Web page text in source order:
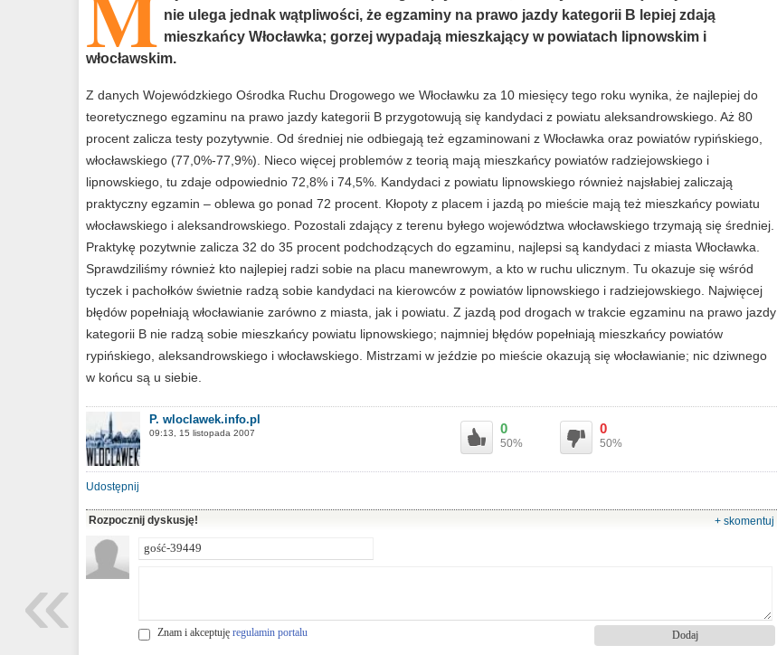
nie ulega jednak wątpliwości, że egzaminy na prawo jazdy kategorii B lepiej zdają
mieszkańcy Włocławka; gorzej wypadają mieszkający w powiatach lipnowskim i
włocławskim.
Z danych Wojewódzkiego Ośrodka Ruchu Drogowego we Włocławku za 10 miesięcy tego roku wynika, że najlepiej do
teoretycznego egzaminu na prawo jazdy kategorii B przygotowują się kandydaci z powiatu aleksandrowskiego. Aż 80
procent zalicza testy pozytywnie. Od średniej nie odbiegają też egzaminowani z Włocławka oraz powiatów rypińskiego,
włocławskiego (77,0%-77,9%). Nieco więcej problemów z teorią mają mieszkańcy powiatów radziejowskiego i
lipnowskiego, tu zdaje odpowiednio 72,8% i 74,5%. Kandydaci z powiatu lipnowskiego również najsłabiej zaliczają
praktyczny egzamin – oblewa go ponad 72 procent. Kłopoty z placem i jazdą po mieście mają też mieszkańcy powiatu
włocławskiego i aleksandrowskiego. Pozostali zdający z terenu byłego województwa włocławskiego trzymają się średniej.
Praktykę pozytwnie zalicza 32 do 35 procent podchodzących do egzaminu, najlepsi są kandydaci z miasta Włocławka.
Sprawdziliśmy również kto najlepiej radzi sobie na placu manewrowym, a kto w ruchu ulicznym. Tu okazuje się wśród
tyczek i pachołków świetnie radzą sobie kandydaci na kierowców z powiatów lipnowskiego i radziejowskiego. Najwięcej
błędów popełniają włocławianie zarówno z miasta, jak i powiatu. Z jazdą pod drogach w trakcie egzaminu na prawo jazdy
kategorii B nie radzą sobie mieszkańcy powiatu lipnowskiego; najmniej błędów popełniają mieszkańcy powiatów
rypińskiego, aleksandrowskiego i włocławskiego. Mistrzami w jeździe po mieście okazują się włocławianie; nic dziwnego
w końcu są u siebie.
P. wloclawek.info.pl
09:13, 15 listopada 2007 0
50%
0
50%
Udostępnij
Rozpocznij dyskusję! + skomentuj
Znam i akceptuję regulamin portalu
«